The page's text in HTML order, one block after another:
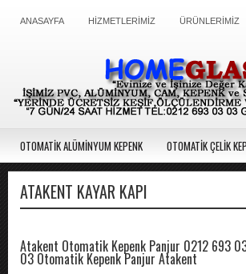
ANASAYFA HİZMETLERİMİZ ÜRÜNLERİMİZ
OTOMATİK ALÜMİNYUM KEPENK OTOMATİK ÇELİK
ATAKENT KAYAR KAPI
Atakent Otomatik Kepenk Panjur 0212 693
03 Otomatik Kepenk Panjur Atakent